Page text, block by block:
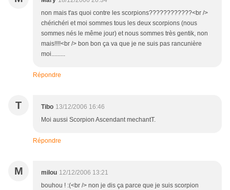
non mais t'as quoi contre les scorpions????????????<br />
chérichéri et moi sommes tous les deux scorpions (nous
sommes nés le même jour) et nous sommes très gentik, non
mais!!!!<br /> bon bon ça va que je ne suis pas rancunière
moi.........
Répondre
T Tibo 13/12/2006 16:46
Moi aussi Scorpion Ascendant mechantT.
Répondre
M milou 12/12/2006 13:21
bouhou ! :(<br /> non je dis ça parce que je suis scorpion